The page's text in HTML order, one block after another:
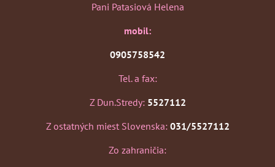
Pani Patasiová Helena
mobil:
0905758542
Tel. a fax:
Z Dun.Stredy: 5527112
Z ostatných miest Slovenska: 031/5527112
Zo zahraničia: